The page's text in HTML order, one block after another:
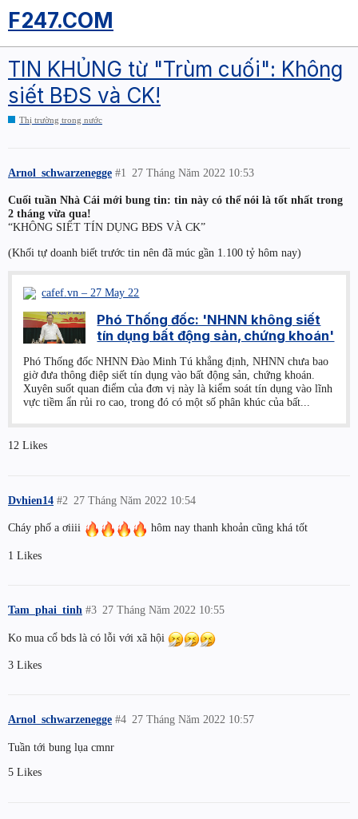
F247.COM
TIN KHỦNG từ "Trùm cuối": Không
siết BĐS và CK!
Thị trường trong nước
Arnol_schwarzenegge 27 Tháng Năm 2022 10:53
#1
Cuối tuần Nhà Cái mới bung tin: tin này có thể nói là tốt nhất trong
2 tháng vừa qua!
“KHÔNG SIẾT TÍN DỤNG BĐS VÀ CK”
(Khối tự doanh biết trước tin nên đã múc gần 1.100 tỷ hôm nay)
cafef.vn – 27 May 22
Phó Thống đốc: 'NHNN không siết
tín dụng bất động sản, chứng khoán'
Phó Thống đốc NHNN Đào Minh Tú khẳng định, NHNN chưa bao
giờ đưa thông điệp siết tín dụng vào bất động sản, chứng khoán.
Xuyên suốt quan điểm của đơn vị này là kiểm soát tín dụng vào lĩnh
vực tiềm ẩn rủi ro cao, trong đó có một số phân khúc của bất...
12 Likes
Dvhien14 27 Tháng Năm 2022 10:54
#2
Cháy phố a ơiiii hôm nay thanh khoản cũng khá tốt
1 Likes
Tam_phai_tinh 27 Tháng Năm 2022 10:55
#3
Ko mua cổ bds là có lỗi với xã hội
3 Likes
Arnol_schwarzenegge 27 Tháng Năm 2022 10:57
#4
Tuần tới bung lụa cmnr
5 Likes